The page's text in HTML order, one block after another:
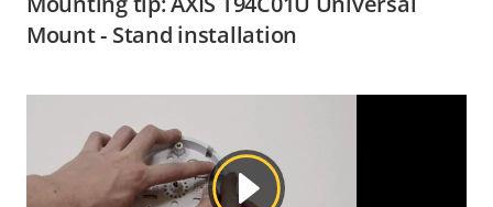
Mount - Stand installation